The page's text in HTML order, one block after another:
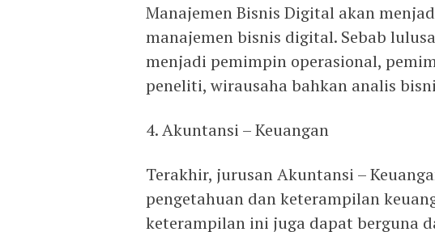
Manajemen Bisnis Digital akan
manajemen bisnis digital. Sebab
menjadi pemimpin operasional,
peneliti, wirausaha bahkan analis
4. Akuntansi – Keuangan
Terakhir, jurusan Akuntansi –
pengetahuan dan keterampilan
keterampilan ini juga dapat berguna